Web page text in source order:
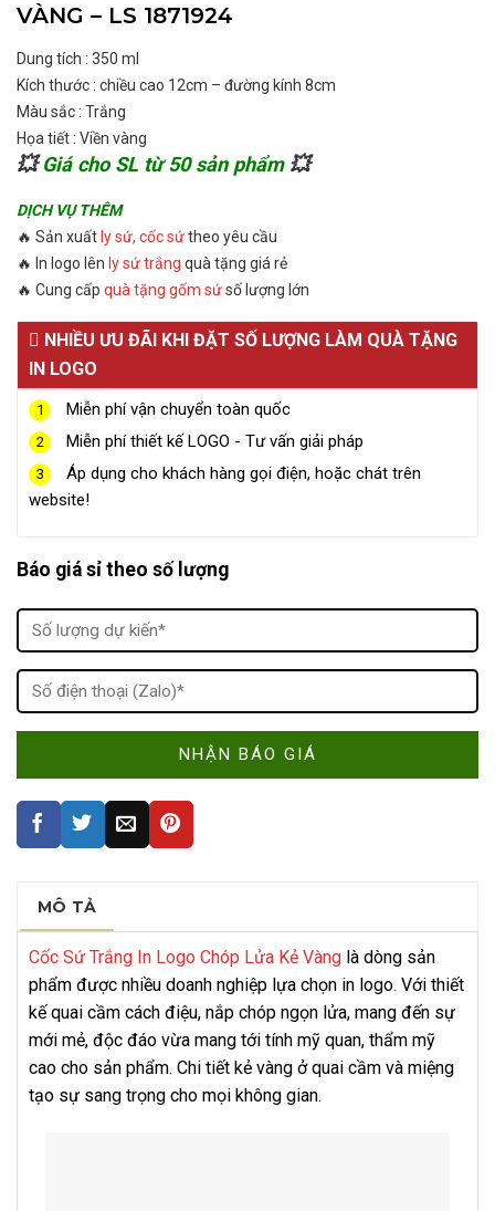
VÀNG – LS 1871924
Dung tích : 350 ml
Kích thước : chiều cao 12cm – đường kính 8cm
Màu sắc : Trắng
Họa tiết : Viền vàng
💥Giá cho SL từ 50 sản phẩm💥
DỊCH VỤ THÊM
🔥 Sản xuất ly sứ, cốc sứtheo yêu cầu
🔥 In logo lên ly sứ trắng quà tặng giá rẻ
🔥 Cung cấp quà tặng gốm sứsố lượng lớn
NHIỀU ƯU ĐÃI KHI ĐẶT SỐ LƯỢNG LÀM QUÀ TẶNG
IN LOGO
1 Miễn phí vận chuyển toàn quốc
2 Miễn phí thiết kế LOGO - Tư vấn giải pháp
3
Áp dụng cho khách hàng gọi điện, hoặc chát trên
website!
Báo giá sỉ theo số lượng
MÔ TẢ
Cốc Sứ Trắng In Logo Chóp Lửa Kẻ Vàng là dòng sản
phẩm được nhiều doanh nghiệp lựa chọn in logo. Với thiết
kế quai cầm cách điệu, nắp chóp ngọn lửa, mang đến sự
mới mẻ, độc đáo vừa mang tới tính mỹ quan, thẩm mỹ
cao cho sản phẩm. Chi tiết kẻ vàng ở quai cầm và miệng
tạo sự sang trọng cho mọi không gian.